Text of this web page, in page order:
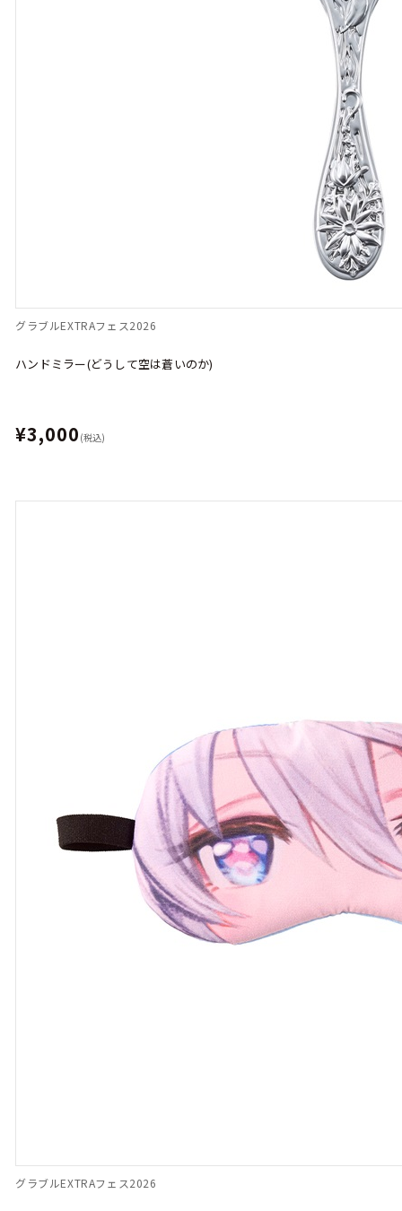
グラブルEXTRAフェス2026
ハンドミラー(どうして空は蒼いのか)
¥3,000 (税込)
グラブルEXTRAフェス2026